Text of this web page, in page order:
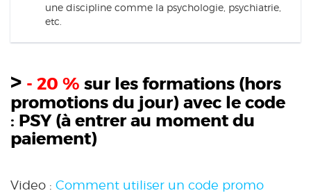
une discipline comme la psychologie, psychiatrie,
etc.
> - 20 % sur les formations (hors
promotions du jour) avec le code
: PSY(à entrer au moment du
paiement)
Video : Comment utiliser un code promo